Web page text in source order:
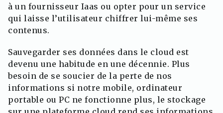
à un fournisseur Iaas ou opter pour un service
qui laisse l’utilisateur chiffrer lui-même ses
contenus.
Sauvegarder ses données dans le cloud est
devenu une habitude en une décennie. Plus
besoin de se soucier de la perte de nos
informations si notre mobile, ordinateur
portable ou PC ne fonctionne plus, le stockage